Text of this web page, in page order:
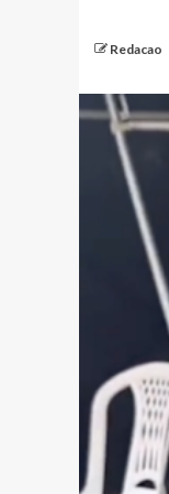
Redacao